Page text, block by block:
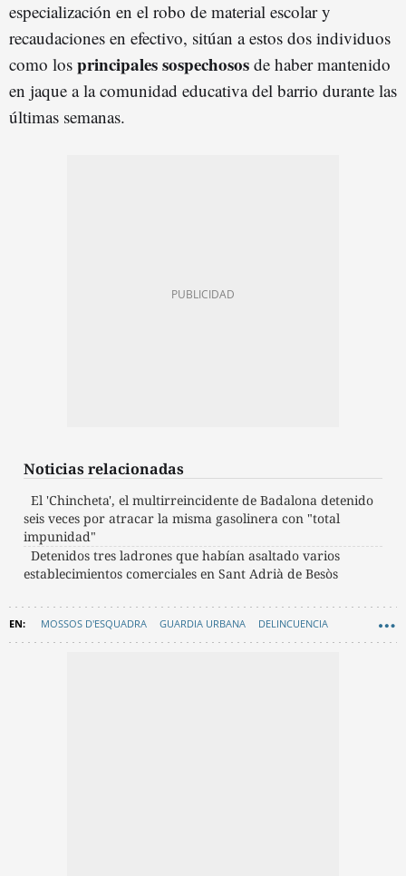
especialización en el robo de material escolar y
recaudaciones en efectivo, sitúan a estos dos individuos
como los principales sospechosos de haber mantenido
en jaque a la comunidad educativa del barrio durante las
últimas semanas.
Noticias relacionadas
El 'Chincheta', el multirreincidente de Badalona detenido
seis veces por atracar la misma gasolinera con "total
impunidad"
Detenidos tres ladrones que habían asaltado varios
establecimientos comerciales en Sant Adrià de Besòs
MOSSOS D'ESQUADRA GUARDIA URBANA DELINCUENCIA